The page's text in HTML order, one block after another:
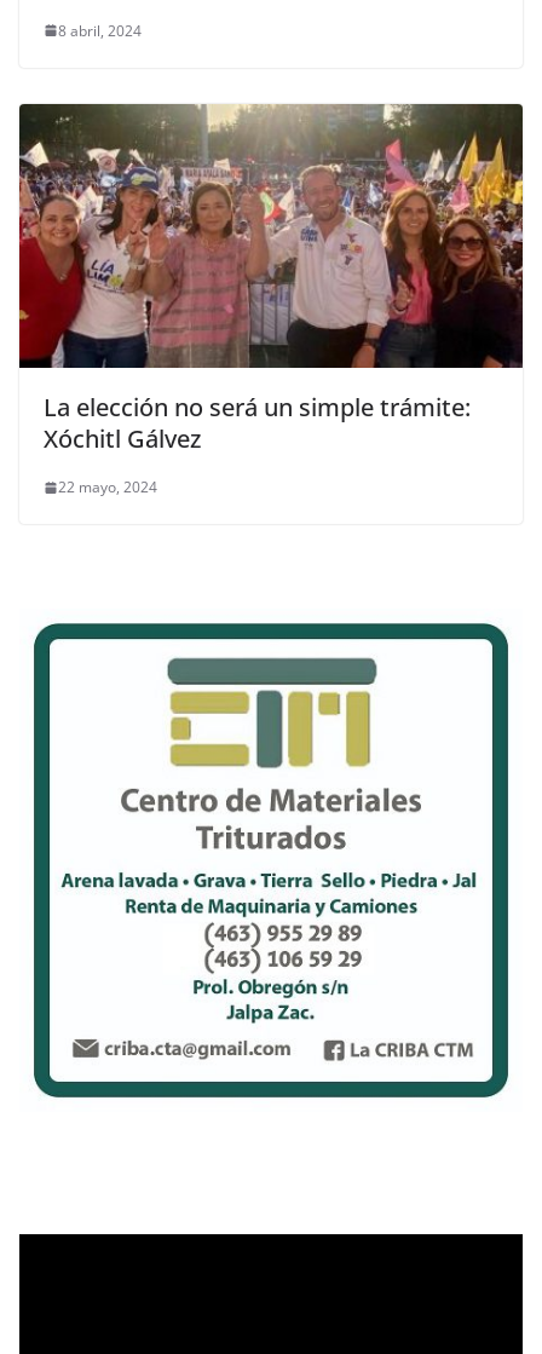
8 abril, 2024
La elección no será un simple trámite:
Xóchitl Gálvez
22 mayo, 2024